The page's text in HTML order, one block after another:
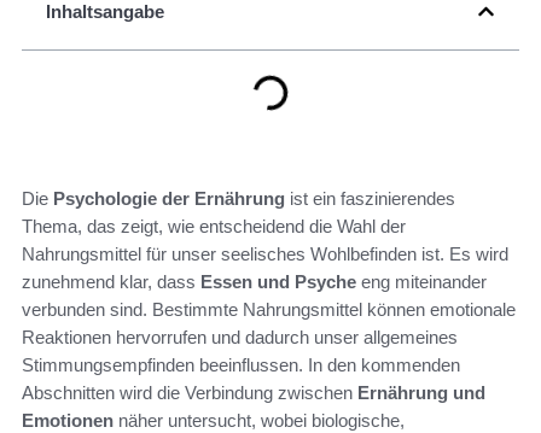
Inhaltsangabe
Die Psychologie der Ernährung ist ein faszinierendes
Thema, das zeigt, wie entscheidend die Wahl der
Nahrungsmittel für unser seelisches Wohlbefinden ist. Es wird
zunehmend klar, dass Essen und Psyche eng miteinander
verbunden sind. Bestimmte Nahrungsmittel können emotionale
Reaktionen hervorrufen und dadurch unser allgemeines
Stimmungsempfinden beeinflussen. In den kommenden
Abschnitten wird die Verbindung zwischen Ernährung und
Emotionen näher untersucht, wobei biologische,